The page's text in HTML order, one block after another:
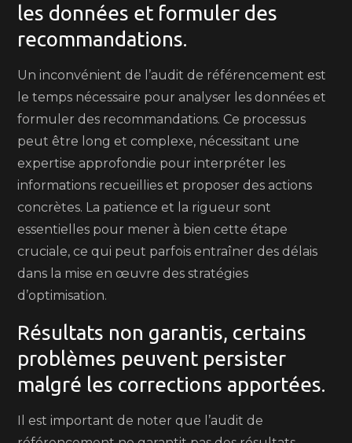
les données et formuler des
recommandations.
Un inconvénient de l’audit de référencement est
le temps nécessaire pour analyser les données et
formuler des recommandations. Ce processus
peut être long et complexe, nécessitant une
expertise approfondie pour interpréter les
informations recueillies et proposer des actions
concrètes. La patience et la rigueur sont
essentielles pour mener à bien cette étape
cruciale, ce qui peut parfois entraîner des délais
dans la mise en œuvre des stratégies
d’optimisation.
Résultats non garantis, certains
problèmes peuvent persister
malgré les corrections apportées.
Il est important de noter que l’audit de